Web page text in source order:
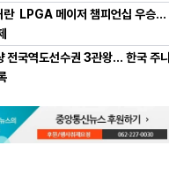
란 LPGA 메이저 챔피언십 우승…
전국역도선수권 3관왕… 한국 주니